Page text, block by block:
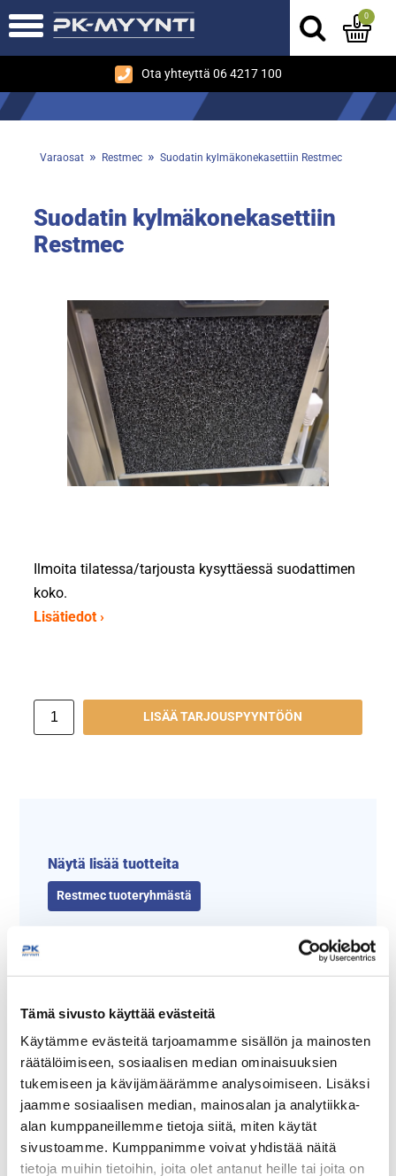
Tämä sivusto käyttää evästeitä
Käytämme evästeitä tarjoamamme sisällön ja mainosten
räätälöimiseen, sosiaalisen median ominaisuuksien
tukemiseen ja kävijämäärämme analysoimiseen. Lisäksi
jaamme sosiaalisen median, mainosalan ja analytiikka-
alan kumppaneillemme tietoja siitä, miten käytät
sivustoamme. Kumppanimme voivat yhdistää näitä
tietoja muihin tietoihin, joita olet antanut heille tai joita on
Ota yhteyttä 06 4217 100
0
Varaosat » Restmec » Suodatin kylmäkonekasettiin Restmec
Suodatin kylmäkonekasettiin
Restmec
Ilmoita tilatessa/tarjousta kysyttäessä suodattimen
koko.
Lisätiedot ›
LISÄÄ TARJOUSPYYNTÖÖN
Näytä lisää tuotteita
Restmec tuoteryhmästä
Tämäkin laite sopivasti
rahoituksella